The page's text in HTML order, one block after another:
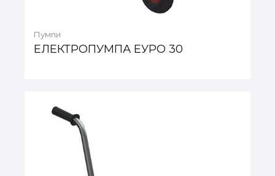
Пумпи
ЕЛЕКТРОПУМПА ЕУРО 30